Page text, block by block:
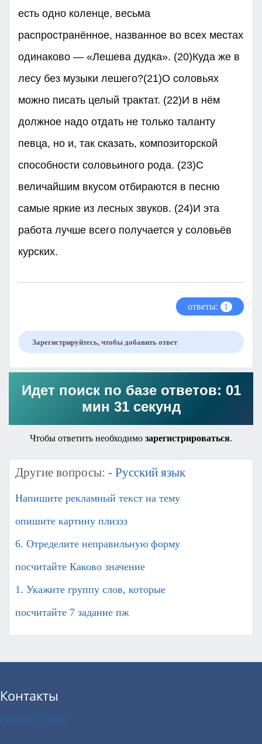
есть одно коленце, весьма
распространённое, названное во всех местах
одинаково — «Лешева дудка». (20)Куда же в
лесу без музыки лешего?(21)О соловьях
можно писать целый трактат. (22)И в нём
должное надо отдать не только таланту
певца, но и, так сказать, композиторской
способности соловьиного рода. (23)С
величайшим вкусом отбираются в песню
самые яркие из лесных звуков. (24)И эта
работа лучше всего получается у соловьёв
курских.
ответы: 1
Зарегистрируйтесь, чтобы добавить ответ
Идет поиск по базе ответов: 01
мин 31 секунд
Чтобы ответить необходимо зарегистрироваться.
Другие вопросы: - Русский язык
Напишите рекламный текст на тему
опишите картину плиззз​
6. Отределите неправильную форму
посчитайте Каково значение
1. Укажите группу слов, которые
посчитайте 7 задание пж
Контакты
Реклама на сайте